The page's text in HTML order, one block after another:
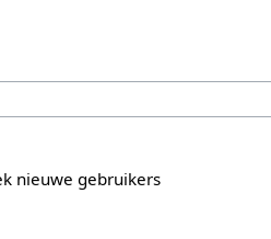
nieuwe gebruikers